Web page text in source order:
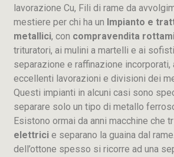
lavorazione Cu, Fili di rame da
mestiere per chi ha un Impianto e
metallici, con compravendita
trituratori, ai mulini a martelli e ai
separazione e raffinazione incorporati,
eccellenti lavorazioni e divisioni dei
Questi impianti in alcuni casi sono
separare solo un tipo di metallo
Esistono ormai da anni macchine che
elettrici e separano la guaina dal
dell’ottone spesso si ricorre ad una